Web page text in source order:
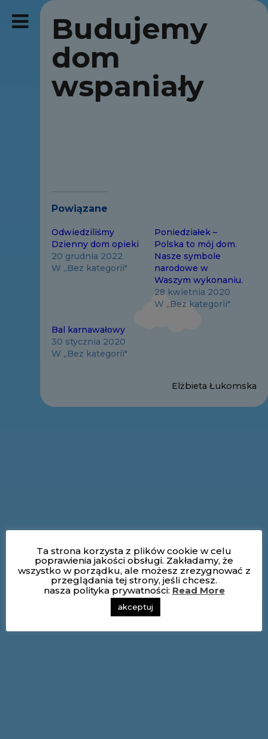
Budujemy
dom
wspaniały
Powiązane
Odwiedziliśmy
Dzienny dom opieki
20 grudnia 2022
W „Bez kategorii"
Poniedziałek –
Polska to mój dom.
Nasze symbole
narodowe w
Waszym wykonaniu.
28 kwietnia 2020
W „Bez kategorii"
Bal karnawałowy
30 stycznia 2020
W „Bez kategorii"
Elżbieta Łukomska
Ta strona korzysta z plików cookie w celu
poprawienia jakości obsługi. Zakładamy, że
wszystko w porządku, ale możesz zrezygnować z
przeglądania tej strony, jeśli chcesz.
nasza polityka prywatności: Read More
akceptuj